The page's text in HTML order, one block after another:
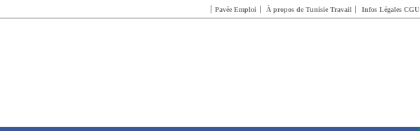
Pavée Emploi À propos de Tunisie Travail Infos Légales CGU